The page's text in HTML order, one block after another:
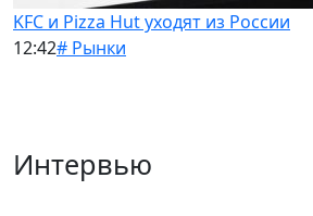
KFC и Pizza Hut уходят из России
12:42# Рынки
Интервью